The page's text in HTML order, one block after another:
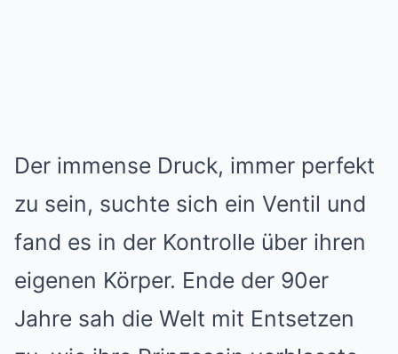
Der immense Druck, immer perfekt
zu sein, suchte sich ein Ventil und
fand es in der Kontrolle über ihren
eigenen Körper. Ende der 90er
Jahre sah die Welt mit Entsetzen